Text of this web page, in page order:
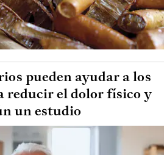
pueden ayudar a los
reducir el dolor físico y
un estudio